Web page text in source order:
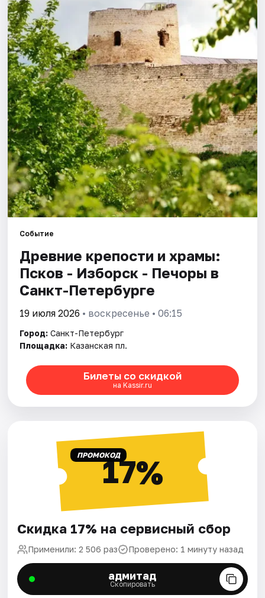
Города
Площадки
Артисты
Рейтинги
Событие
Древние крепости и храмы:
Псков - Изборск - Печоры в
Санкт-Петербурге
19 июля 2026 • воскресенье • 06:15
Город: Санкт-Петербург
Площадка: Казанская пл.
Билеты со скидкой
на Kassir.ru
ПРОМОКОД17%
Скидка 17% на сервисный сбор
Применили: 2 506 раз Проверено: 1 минуту назад
адмитад
Скопировать